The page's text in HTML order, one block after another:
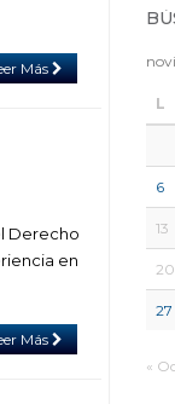
Más
Derecho
en
Más
L
6
13
20
27
«